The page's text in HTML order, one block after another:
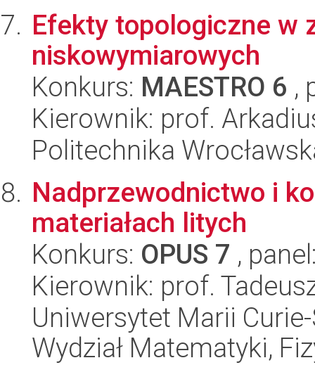
Efekty topologiczne w
niskowymiarowych
Konkurs: MAESTRO 6 ,
Kierownik: prof.
Politechnika
Nadprzewodnictwo i
materiałach litych
Konkurs: OPUS 7 ,
Kierownik: prof.
Uniwersytet Marii
Wydział Matematyki,